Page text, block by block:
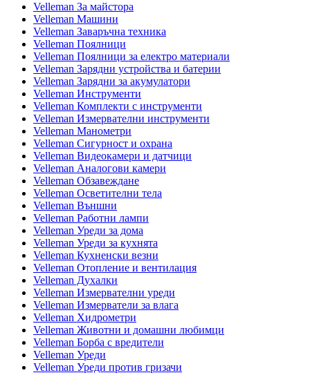
Velleman За майстора
Velleman Машини
Velleman Заваръчна техника
Velleman Поялници
Velleman Поялници за електро материали
Velleman Зарядни устройства и батерии
Velleman Зарядни за акумулатори
Velleman Инструменти
Velleman Комплекти с инструменти
Velleman Измервателни инструменти
Velleman Манометри
Velleman Сигурност и охрана
Velleman Видеокамери и датчици
Velleman Аналогови камери
Velleman Обзавеждане
Velleman Осветителни тела
Velleman Външни
Velleman Работни лампи
Velleman Уреди за дома
Velleman Уреди за кухнята
Velleman Кухненски везни
Velleman Отопление и вентилация
Velleman Духалки
Velleman Измервателни уреди
Velleman Измерватели за влага
Velleman Хидрометри
Velleman Животни и домашни любимци
Velleman Борба с вредители
Velleman Уреди
Velleman Уреди против гризачи